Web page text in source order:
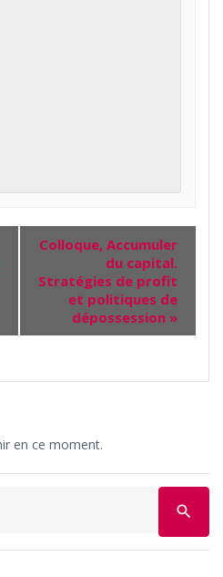
Colloque, Accumuler
du capital.
Stratégies de profit
et politiques de
dépossession »
en ce moment.
search